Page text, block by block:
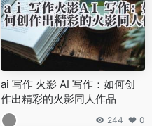
ai 写作 火影 AI 写作：如何创
作出精彩的火影同人作品
244 0